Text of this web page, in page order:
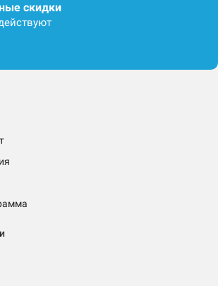
скидки